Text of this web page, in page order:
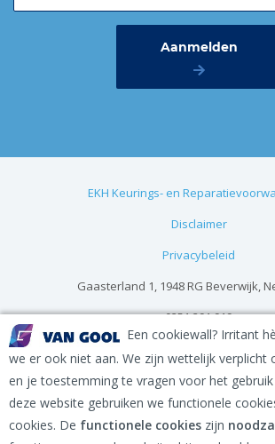
Een cookiewall? Irritant
we er ook niet aan. We zijn wettelijk verplicht
en je toestemming te vragen voor het
deze website gebruiken we functionele
cookies. De functionele cookies zijn
EKH Keurings- en
Disclaimer
Privacybeleid
Gaasterland 1, 1948 RG Beverwijk,
0251 291 919